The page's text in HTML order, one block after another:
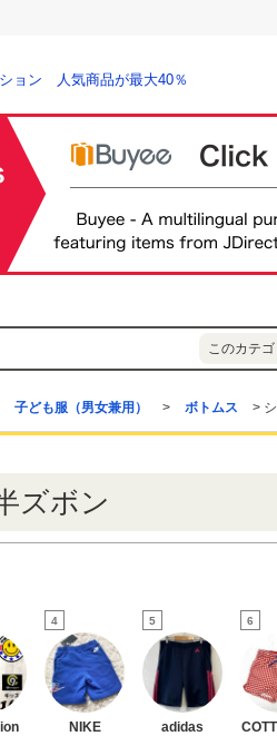
ョン 人気商品が最大40％
このカテゴ
子ども服（男女兼用） > ボトムス >
ズボン
4
NIKE
5
adidas
6